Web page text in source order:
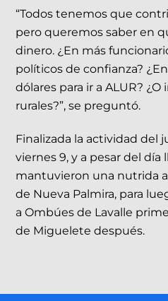
“Todos tenemos que
pero queremos saber en
dinero. ¿En más
políticos de confianza?
dólares para ir a ALUR? ¿O
rurales?”, se preguntó.
Finalizada la actividad del
viernes 9, y a pesar del día
mantuvieron una nutrida
de Nueva Palmira, para
a Ombúes de Lavalle
de Miguelete después.